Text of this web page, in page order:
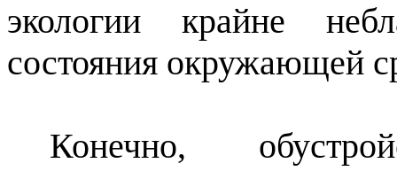
экологии крайне
состояния окружающей
Конечно,